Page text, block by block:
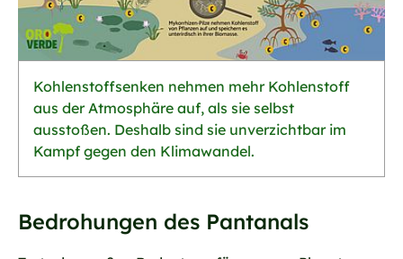
Kohlenstoffsenken nehmen mehr Kohlenstoff
aus der Atmosphäre auf, als sie selbst
ausstoßen. Deshalb sind sie unverzichtbar im
Kampf gegen den Klimawandel.
Bedrohungen des Pantanals